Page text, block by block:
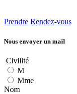
Prendre Rendez-vous
Nous envoyer un mail
Civilité
M
Mme
Nom